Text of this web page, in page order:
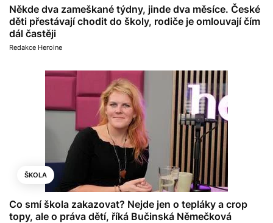
Někde dva zameškané týdny, jinde dva měsíce. České
děti přestávají chodit do školy, rodiče je omlouvají čím
dál častěji
Redakce Heroine
ŠKOLA
Co smí škola zakazovat? Nejde jen o tepláky a crop
topy, ale o práva dětí, říká Bučinská Němečková